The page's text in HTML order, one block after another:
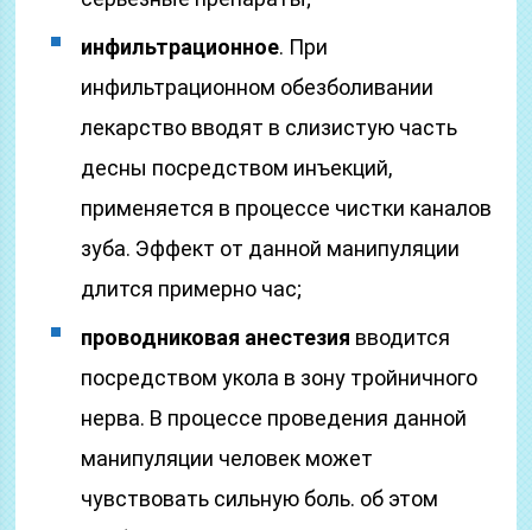
инфильтрационное. При
инфильтрационном обезболивании
лекарство вводят в слизистую часть
десны посредством инъекций,
применяется в процессе чистки каналов
зуба. Эффект от данной манипуляции
длится примерно час;
проводниковая анестезия вводится
посредством укола в зону тройничного
нерва. В процессе проведения данной
манипуляции человек может
чувствовать сильную боль. об этом